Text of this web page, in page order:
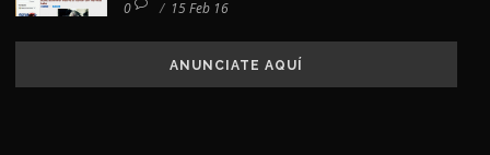
0 / 15 Feb 16
ANUNCIATE AQUÍ